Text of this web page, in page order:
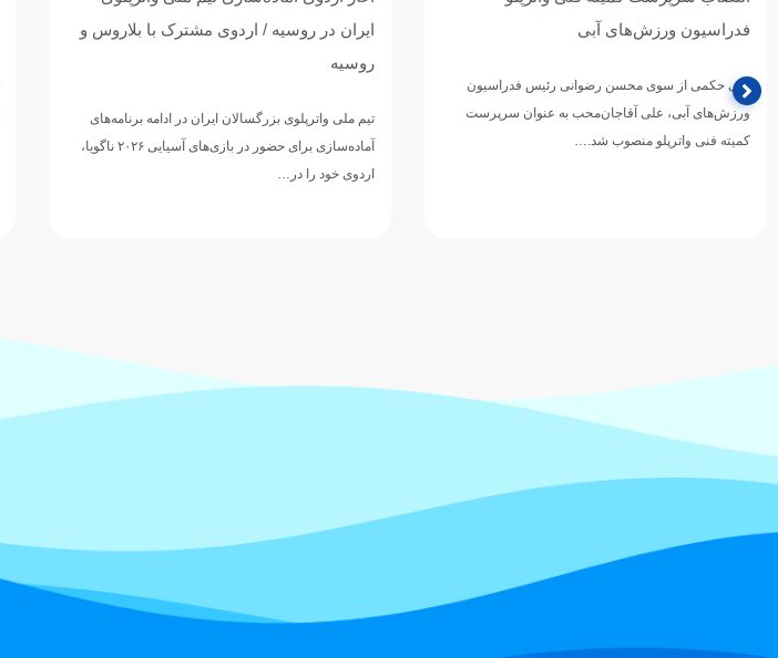
ایران در روسیه / اردوی مشترک با بلاروس و
تیم ملی واترپلوی بزرگسالان ایران در ادامه برنامه‌های
ازبکستان پنجم آسیا شد
دوازدهمین دوره مسابقات قهرمانی رده‌های سنی
ورزش‌های آبی آسیا، با…